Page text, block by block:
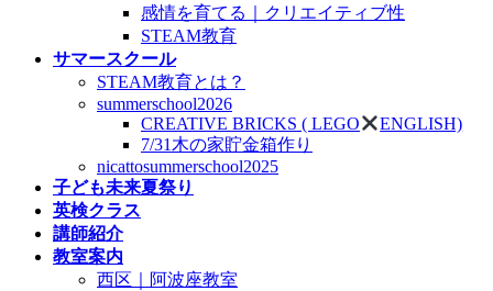
感情を育てる｜クリエイティブ性
STEAM教育
サマースクール
STEAM教育とは？
summerschool2026
CREATIVE BRICKS ( LEGO
ENGLISH)
7/31木の家貯金箱作り
nicattosummerschool2025
子ども未来夏祭り
英検クラス
講師紹介
教室案内
西区｜阿波座教室